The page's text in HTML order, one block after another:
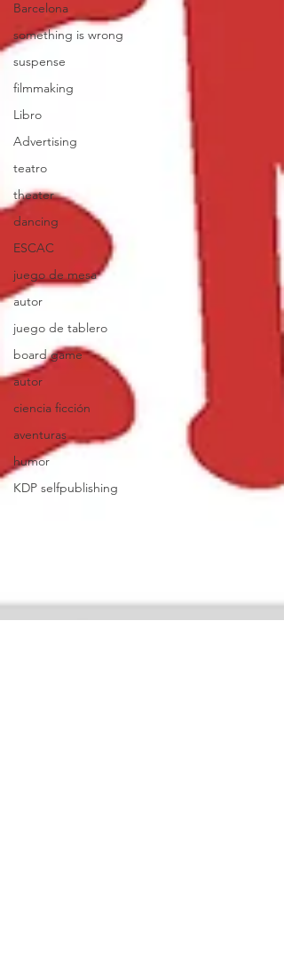
Barcelona
something is wrong
suspense
filmmaking
Libro
Advertising
teatro
theater
dancing
ESCAC
juego de mesa
autor
juego de tablero
board game
autor
ciencia ficción
aventuras
humor
KDP selfpublishing